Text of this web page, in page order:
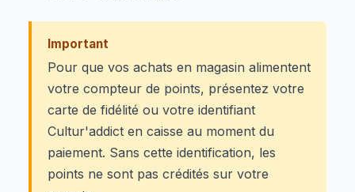
Important
Pour que vos achats en magasin alimentent
votre compteur de points, présentez votre
carte de fidélité ou votre identifiant
Cultur'addict en caisse au moment du
paiement. Sans cette identification, les
points ne sont pas crédités sur votre